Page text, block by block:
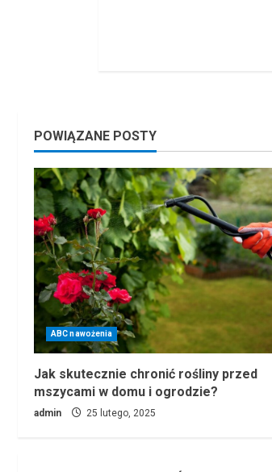
POWIĄZANE POSTY
ABC nawożenia
Jak skutecznie chronić rośliny przed
mszycami w domu i ogrodzie?
admin 25 lutego, 2025